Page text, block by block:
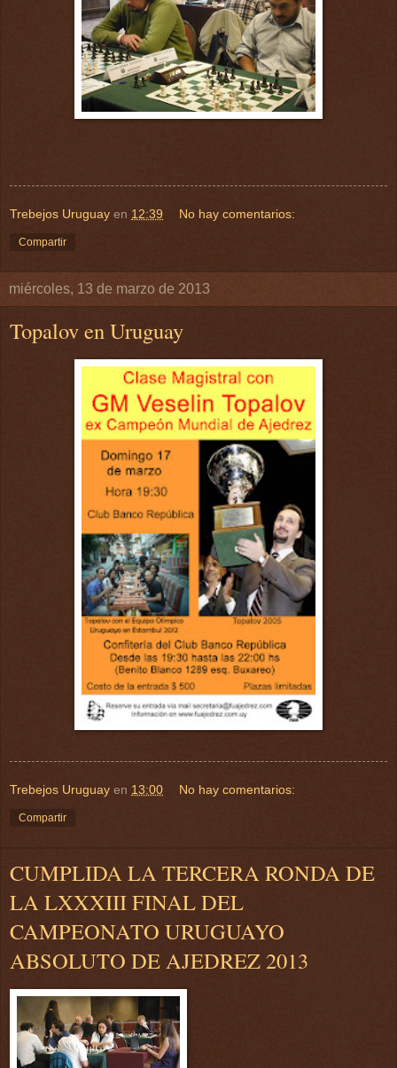
Trebejos Uruguay en 12:39 No hay comentarios:
Compartir
miércoles, 13 de marzo de 2013
Topalov en Uruguay
Trebejos Uruguay en 13:00 No hay comentarios:
Compartir
CUMPLIDA LA TERCERA RONDA DE
LA LXXXIII FINAL DEL
CAMPEONATO URUGUAYO
ABSOLUTO DE AJEDREZ 2013